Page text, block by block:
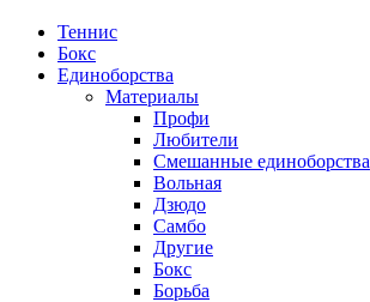
Теннис
Бокс
Единоборства
Материалы
Профи
Любители
Смешанные единоборства
Вольная
Дзюдо
Самбо
Другие
Бокс
Борьба